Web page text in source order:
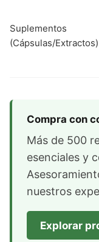
Suplementos
(Cápsulas/Extractos)
Compra con
Más de 500
esenciales y
nuestros
Explorar